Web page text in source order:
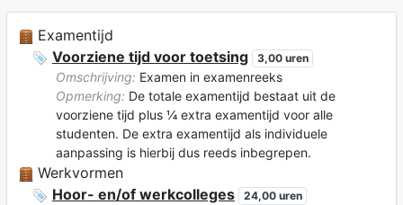
Examentijd
Voorziene tijd voor toetsing
3,00 uren
Omschrijving: Examen in examenreeks
Opmerking: De totale examentijd bestaat uit de
voorziene tijd plus ¼ extra examentijd voor alle
studenten. De extra examentijd als individuele
aanpassing is hierbij dus reeds inbegrepen.
Werkvormen
Hoor- en/of werkcolleges
24,00 uren